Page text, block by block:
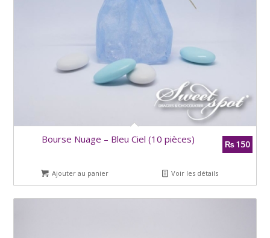
Bourse Nuage – Bleu Ciel (10 pièces) ₨150
Ajouter au panier Voir les détails